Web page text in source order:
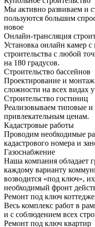
Мы активно развиваем и
пользуются большим
новое
Онлайн-трансляция
Установка онлайн камер
строительства с любой
на 180 градусов.
Строительство бассейнов
Проектирование и
сложности на всех видах
Строительство гостиниц
Реализовываем типовые
привлекательным ценам.
Кадастровые работы
Проводим необходимые
кадастрового номера и
Газоснабжение
Наша компания обладает
каждому варианту
возводится «под ключ»,
необходимый фронт
Ремонт под ключ
Весь комплекс работ в
и с соблюдением всех
Ремонт под ключ квартир